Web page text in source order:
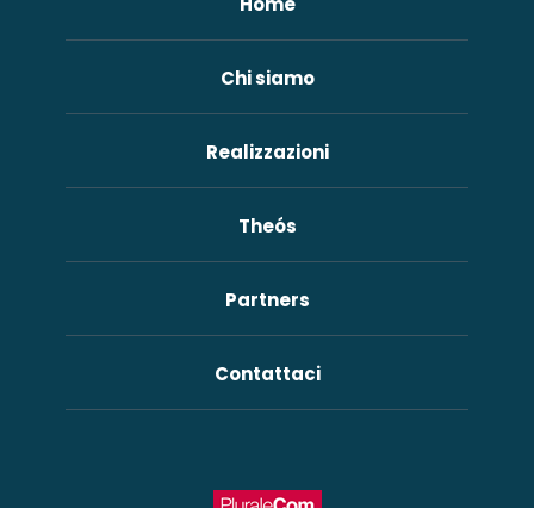
Chi siamo
Realizzazioni
Theós
Partners
Contattaci